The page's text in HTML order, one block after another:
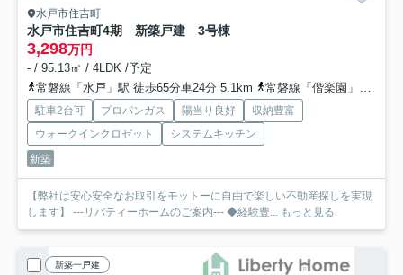
水戸市住吉町
水戸市住吉町4期 新築戸建 3号棟
3,298万円
- / 95.13㎡ / 4LDK /予定
常磐線「水戸」駅 徒歩65分車24分 5.1km
常磐線「偕楽園」駅 徒歩74分
駐車2台可 プロパンガス 陽当り良好
収納豊富
ウォークインクロゼット
システムキッチン
新築
【弊社は安心安全なお取引をモットーに自由で楽しい不動産探しを実現
します】 ---リバティーホームのご案内--- ◆経験豊...
もっと見る
新築一戸建